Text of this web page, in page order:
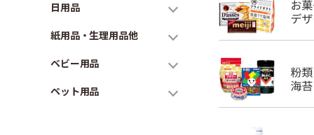
日用品
紙用品・生理用品他
ベビー用品
ペット用品